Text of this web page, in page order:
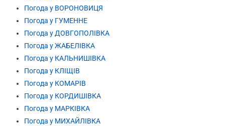
Погода у ВОРОНОВИЦЯ
Погода у ГУМЕННЕ
Погода у ДОВГОПОЛІВКА
Погода у ЖАБЕЛІВКА
Погода у КАЛЬНИШІВКА
Погода у КЛІЩІВ
Погода у КОМАРІВ
Погода у КОРДИШІВКА
Погода у МАРКІВКА
Погода у МИХАЙЛІВКА